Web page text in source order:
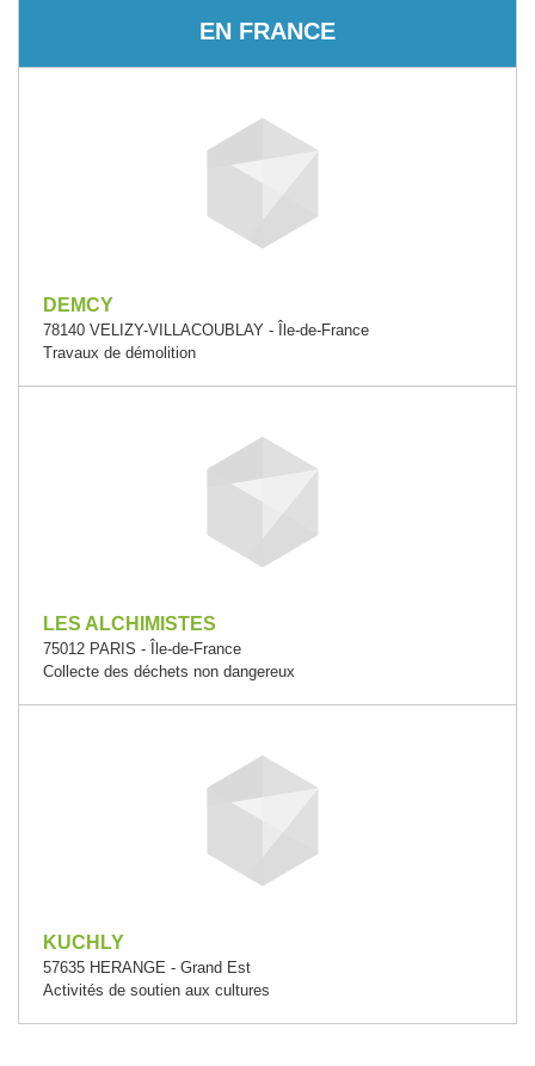
EN FRANCE
DEMCY
78140 VELIZY-VILLACOUBLAY - Île-de-France
Travaux de démolition
LES ALCHIMISTES
75012 PARIS - Île-de-France
Collecte des déchets non dangereux
KUCHLY
57635 HERANGE - Grand Est
Activités de soutien aux cultures